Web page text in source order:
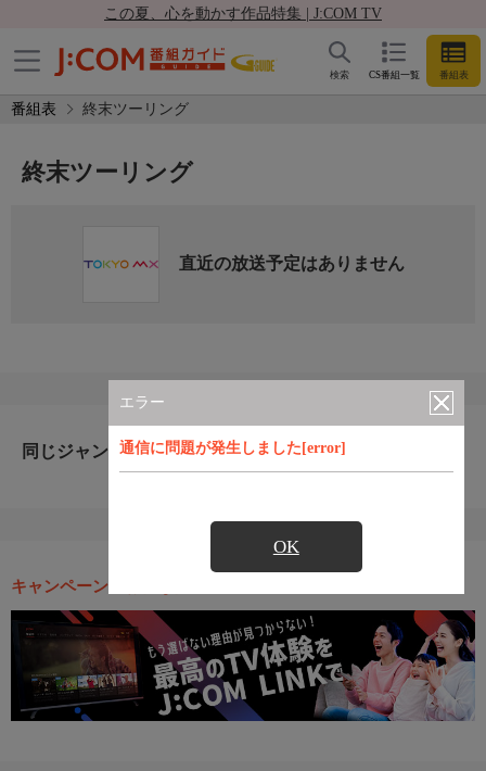
この夏、心を動かす作品特集 | J:COM TV
CS番組一覧 番組表
検索
番組表 終末ツーリング
エラー
通信に問題が発生しました[error]
OK
終末ツーリング
直近の放送予定はありません
同じジャンルのおすすめ番組
キャンペーン・お得な情報